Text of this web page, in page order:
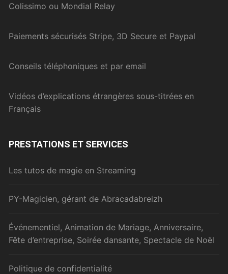
Colissimo ou Mondial Relay
Paiements sécurisés Stripe, 3D Secure et Paypal
Conseils téléphoniques et par email
Vidéos d’explications étrangères sous-titrées en
Français
PRESTATIONS ET SERVICES
Les tutos de magie en Streaming
PY-Magicien, gérant de Abracadabreizh
Événementiel, Animation de Mariage, Anniversaire,
Fête d’entreprise, Soirée dansante, Spectacle de Noël
Politique de confidentialité